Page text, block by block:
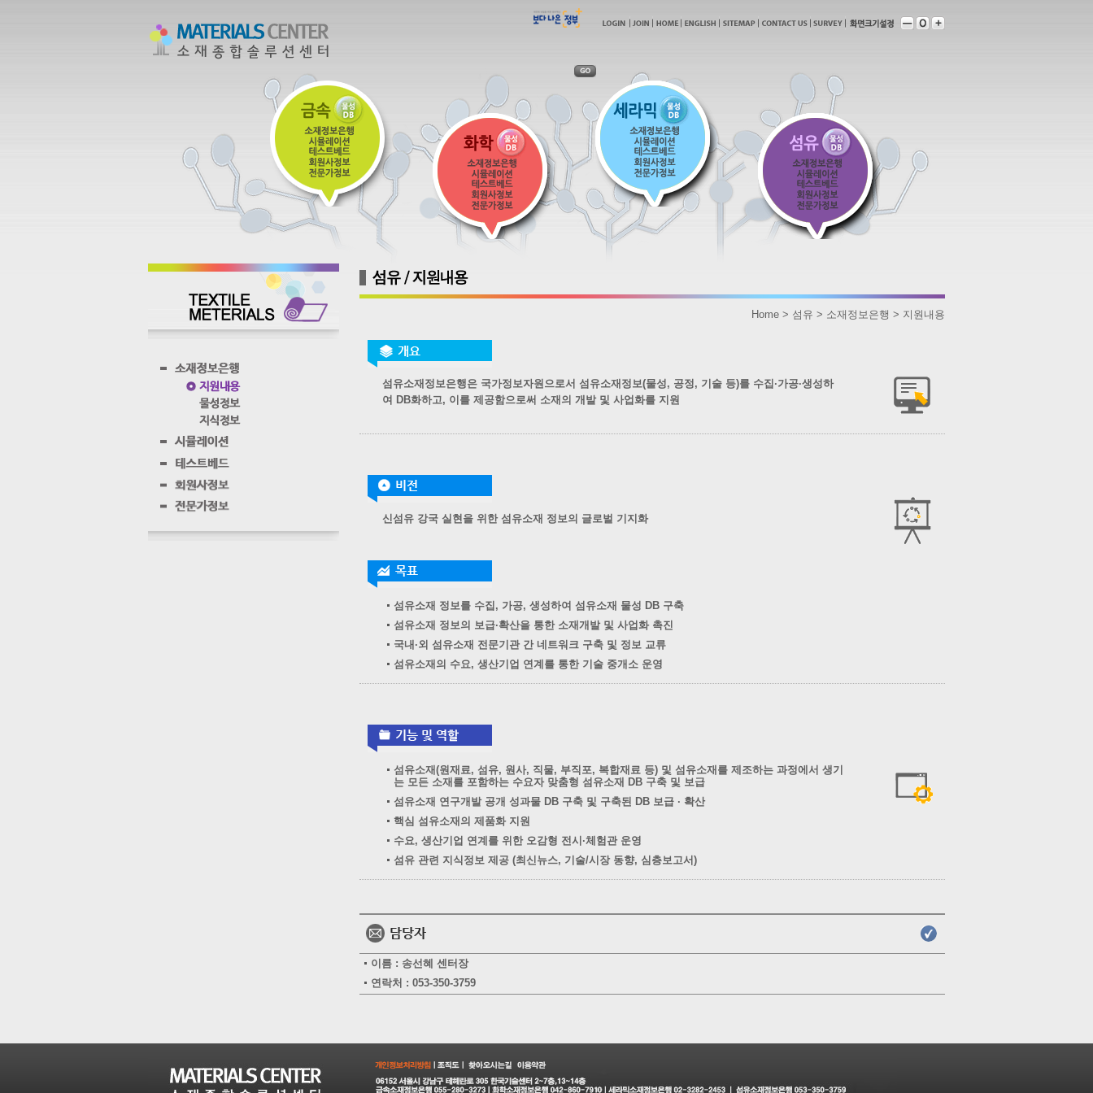
Home > 섬유 > 소재정보은행 > 지원내용
섬유소재정보은행은 국가정보자원으로서 섬유소재정보(물성, 공정, 기술 등)를 수집·가공·생성하
여 DB화하고, 이를 제공함으로써 소재의 개발 및 사업화를 지원
신섬유 강국 실현을 위한 섬유소재 정보의 글로벌 기지화
섬유소재 정보를 수집, 가공, 생성하여 섬유소재 물성 DB 구축
섬유소재 정보의 보급·확산을 통한 소재개발 및 사업화 촉진
국내·외 섬유소재 전문기관 간 네트워크 구축 및 정보 교류
섬유소재의 수요, 생산기업 연계를 통한 기술 중개소 운영
섬유소재(원재료, 섬유, 원사, 직물, 부직포, 복합재료 등) 및 섬유소재를 제조하는 과정에서 생기
는 모든 소재를 포함하는 수요자 맞춤형 섬유소재 DB 구축 및 보급
섬유소재 연구개발 공개 성과물 DB 구축 및 구축된 DB 보급 · 확산
핵심 섬유소재의 제품화 지원
수요, 생산기업 연계를 위한 오감형 전시·체험관 운영
섬유 관련 지식정보 제공 (최신뉴스, 기술/시장 동향, 심층보고서)
이름 : 송선혜 센터장
연락처 : 053-350-3759